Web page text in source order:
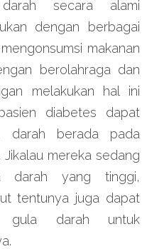
secara alami
dengan berbagai
makanan
berolahraga dan
melakukan hal ini
diabetes dapat
darah berada pada
mereka sedang
darah yang tinggi,
tentunya juga dapat
gula darah untuk